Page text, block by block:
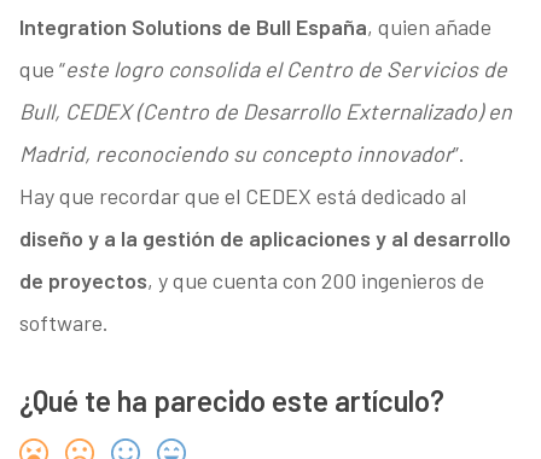
Integration Solutions de Bull España, quien añade
que “este logro consolida el Centro de Servicios de
Bull, CEDEX (Centro de Desarrollo Externalizado) en
Madrid, reconociendo su concepto innovador”.
Hay que recordar que el CEDEX está dedicado al
diseño y a la gestión de aplicaciones y al desarrollo
de proyectos, y que cuenta con 200 ingenieros de
software.
¿Qué te ha parecido este artículo?